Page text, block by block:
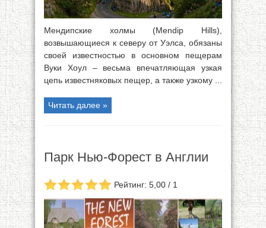
Мендипские холмы (Mendip Hills),
возвышающиеся к северу от Уэлса, обязаны
своей известностью в основном пещерам
Вуки Хоул – весьма впечатляющая узкая
цепь известняковых пещер, а также узкому ...
Читать далее »
Парк Нью-Форест в Англии
Рейтинг: 5,00 / 1